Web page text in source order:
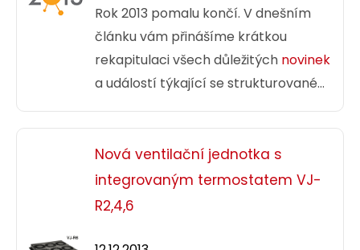
Rok 2013 pomalu končí. V dnešním
článku vám přinášíme krátkou
rekapitulaci všech důležitých novinek
a událostí týkající se strukturované
kabelážeSolarix, které se staly právě
v tomto roce.
Nová ventilační jednotka s
integrovaným termostatem VJ-
R2,4,6